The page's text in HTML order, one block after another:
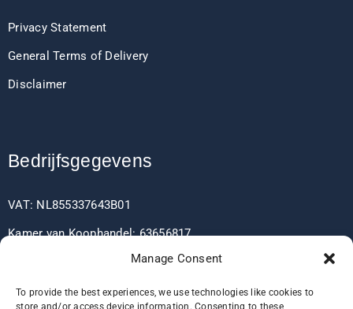
Manage Consent
To provide the best experiences, we use technologies like cookies to
store and/or access device information. Consenting to these
Privacy Statement
General Terms of Delivery
Disclaimer
Bedrijfsgegevens
VAT: NL855337643B01
Kamer van Koophandel: 63656817